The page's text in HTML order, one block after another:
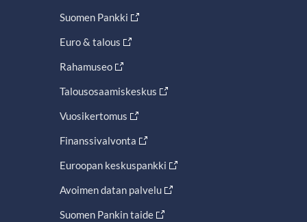
Suomen Pankki
Euro & talous
Rahamuseo
Talousosaamiskeskus
Vuosikertomus
Finanssivalvonta
Euroopan keskuspankki
Avoimen datan palvelu
Suomen Pankin taide